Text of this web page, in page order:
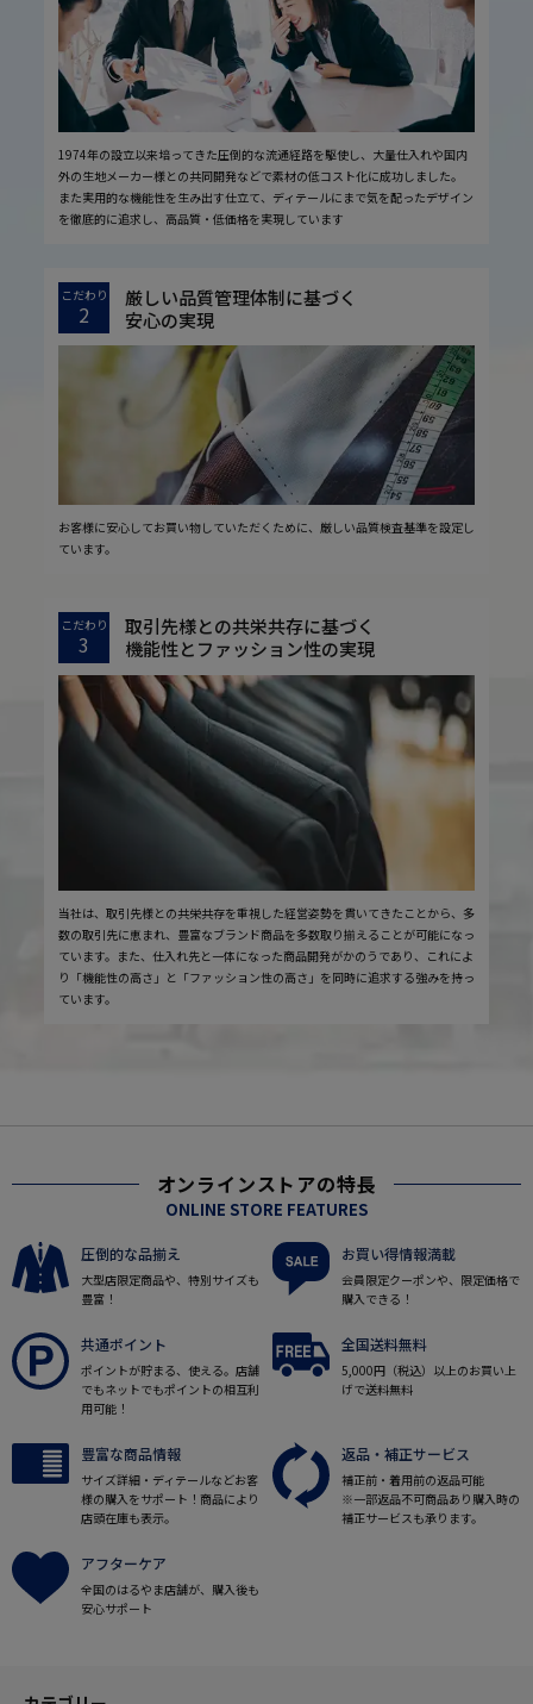
1974年の設立以来培ってきた圧倒的な流通経路を駆使し、大量仕入れや国内
外の生地メーカー様との共同開発などで素材の低コスト化に成功しました。
また実用的な機能性を生み出す仕立て、ディテールにまで気を配ったデザイン
を徹底的に追求し、高品質・低価格を実現しています
こだわり
2
厳しい品質管理体制に基づく
安心の実現
お客様に安心してお買い物していただくために、厳しい品質検査基準を設定し
ています。
こだわり
3
取引先様との共栄共存に基づく
機能性とファッション性の実現
当社は、取引先様との共栄共存を重視した経営姿勢を貫いてきたことから、多
数の取引先に恵まれ、豊富なブランド商品を多数取り揃えることが可能になっ
ています。また、仕入れ先と一体になった商品開発がかのうであり、これによ
り「機能性の高さ」と「ファッション性の高さ」を同時に追求する強みを持っ
ています。
オンラインストアの特長
ONLINE STORE FEATURES
圧倒的な品揃え
大型店限定商品や、特別サイズも
豊富！
お買い得情報満載
会員限定クーポンや、限定価格で
購入できる！
共通ポイント
ポイントが貯まる、使える。店舗
でもネットでもポイントの相互利
用可能！
全国送料無料
5,000円（税込）以上のお買い上
げで送料無料
豊富な商品情報
サイズ詳細・ディテールなどお客
様の購入をサポート！商品により
店頭在庫も表示。
返品・補正サービス
補正前・着用前の返品可能
※一部返品不可商品あり購入時の
補正サービスも承ります。
アフターケア
全国のはるやま店舗が、購入後も
安心サポート